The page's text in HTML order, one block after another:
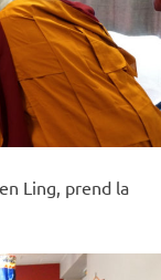
Ling, prend la